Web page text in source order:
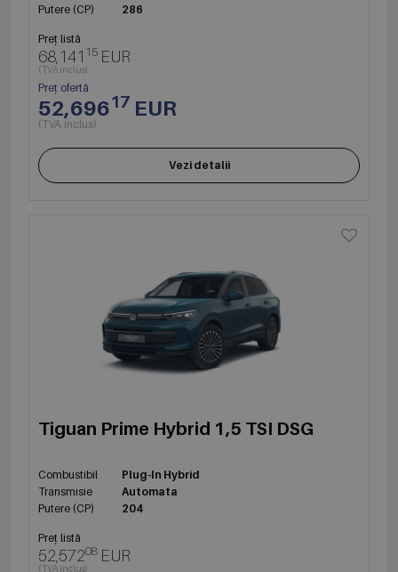
Putere (CP)
286
Preț listă
68,141 15 EUR
(TVA inclus)
Preț ofertă
52,69617 EUR
(TVA inclus)
Vezi detalii
Tiguan Prime Hybrid 1,5 TSI DSG
Combustibil
Plug-In Hybrid
Transmisie
Automata
Putere (CP)
204
Preț listă
52,57208 EUR
(TVA inclus)